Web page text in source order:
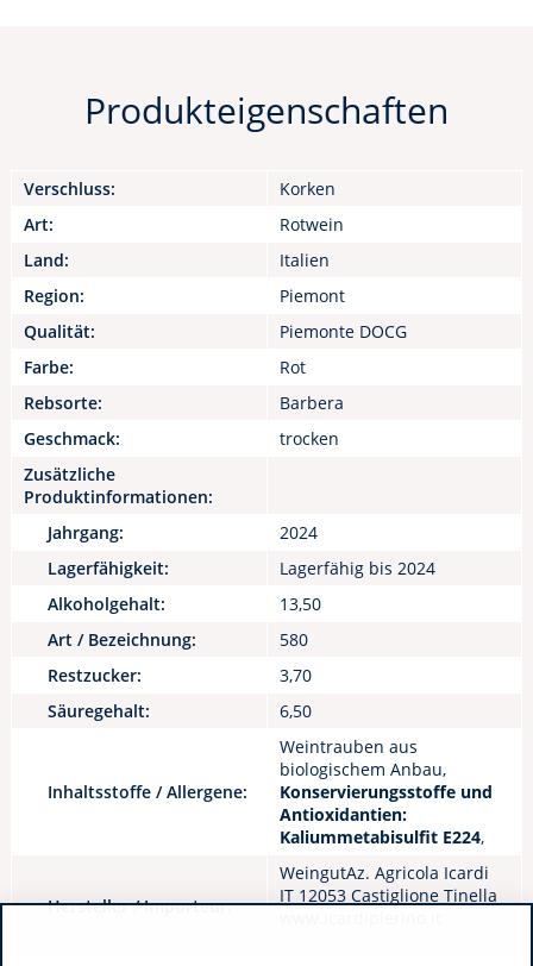
Produkteigenschaften
Verschluss:
Korken
Art:
Rotwein
Land:
Italien
Region:
Piemont
Qualität:
Piemonte DOCG
Farbe:
Rot
Rebsorte:
Barbera
Geschmack:
trocken
Zusätzliche
Produktinformationen:
Jahrgang:
2024
Lagerfähigkeit:
Lagerfähig bis 2024
Alkoholgehalt:
13,50
Art / Bezeichnung:
580
Restzucker:
3,70
Säuregehalt:
6,50
Inhaltsstoffe / Allergene:
Weintrauben aus
biologischem Anbau,
Konservierungsstoffe und
Antioxidantien:
Kaliummetabisulfit E224,
Hersteller / Importeur:
WeingutAz. Agricola Icardi
IT 12053 Castiglione Tinella